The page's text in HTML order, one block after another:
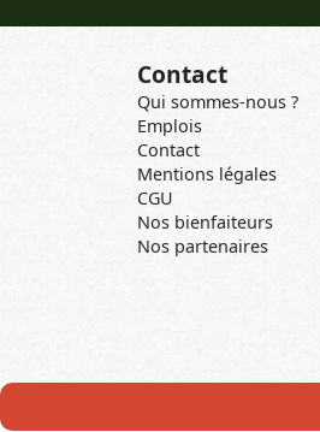
Contact
Qui sommes-nous ?
Emplois
Contact
Mentions légales
CGU
Nos bienfaiteurs
Nos partenaires